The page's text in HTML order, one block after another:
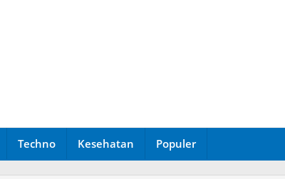
Techno Kesehatan Populer